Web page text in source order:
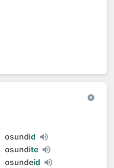
osundid
osundite
osundeid